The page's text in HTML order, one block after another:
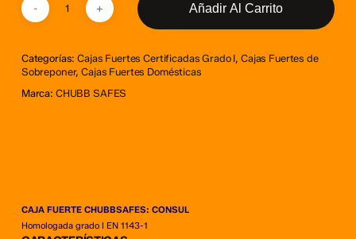
Añadir Al Carrito
Categorías:Cajas Fuertes Certificadas Grado I, Cajas Fuertes de
Sobreponer,Cajas Fuertes Domésticas
Marca: CHUBB SAFES
CAJA FUERTE CHUBBSAFES: CONSUL
Homologada grado I EN 1143-1